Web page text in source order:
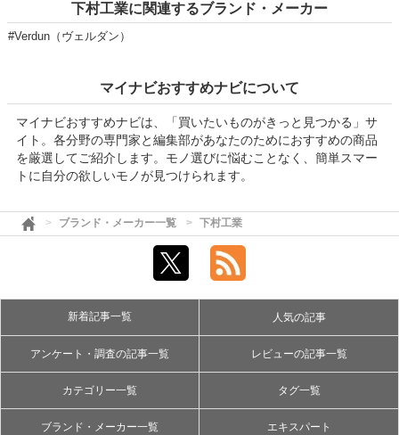
下村工業に関連するブランド・メーカー
#Verdun（ヴェルダン）
マイナビおすすめナビについて
マイナビおすすめナビは、「買いたいものがきっと見つかる」サ
イト。各分野の専門家と編集部があなたのためにおすすめの商品
を厳選してご紹介します。モノ選びに悩むことなく、簡単スマー
トに自分の欲しいモノが見つけられます。
ブランド・メーカー一覧 下村工業
新着記事一覧 人気の記事
アンケート・調査の記事一覧 レビューの記事一覧
カテゴリー一覧 タグ一覧
ブランド・メーカー一覧 エキスパート